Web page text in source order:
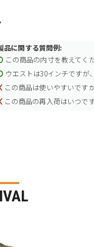
品に関する質問例:
この商品の内寸を教えてく
ウエストは30インチですが
この商品は使いやすいです
この商品の再入荷はいつで